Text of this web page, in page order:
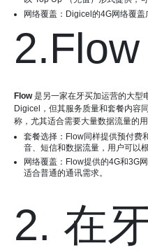
网络覆盖：Digicel的4G网络覆盖
2.Flow
Flow是另一家在牙买加运营的大型
Digicel，但其服务质量和套餐内容
称，尤其适合需要大量数据流量的用
套餐选择：Flow同样提供预付费
音、短信和数据流量，用户可以
网络覆盖：Flow提供的4G和3G
适合普通的通讯需求。
2. 在